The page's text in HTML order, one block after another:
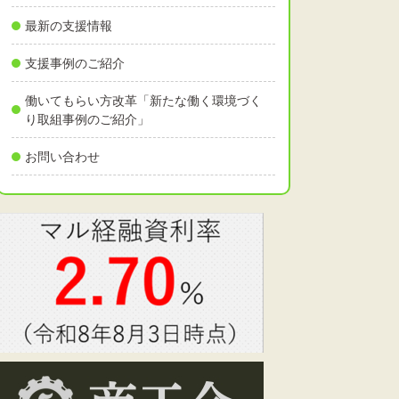
最新の支援情報
支援事例のご紹介
働いてもらい方改革「新たな働く環境づく
り取組事例のご紹介」
お問い合わせ